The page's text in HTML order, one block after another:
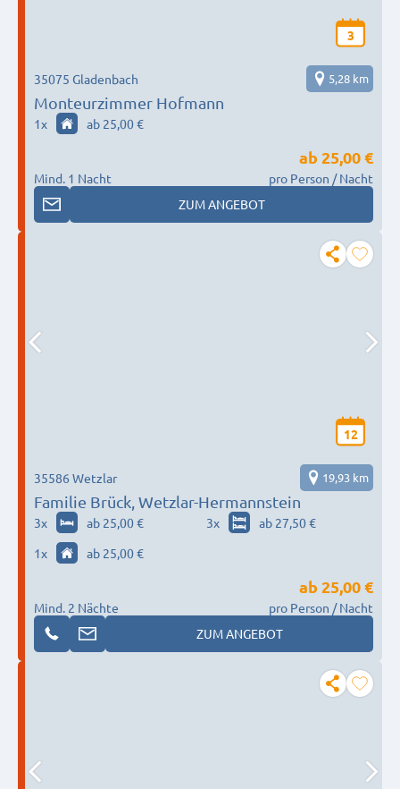
3
Monteurzimmer Hofmann
35075 Gladenbach 5,28 km
1x ab 25,00 €
Mind. 1 Nacht
ab 25,00 €
pro Person / Nacht
ZUM ANGEBOT
12
Familie Brück, Wetzlar-Hermannstein
35586 Wetzlar 19,93 km
3x ab 25,00 € 3x
ab 27,50 €
1x ab 25,00 €
Mind. 2 Nächte
ab 25,00 €
pro Person / Nacht
ZUM ANGEBOT